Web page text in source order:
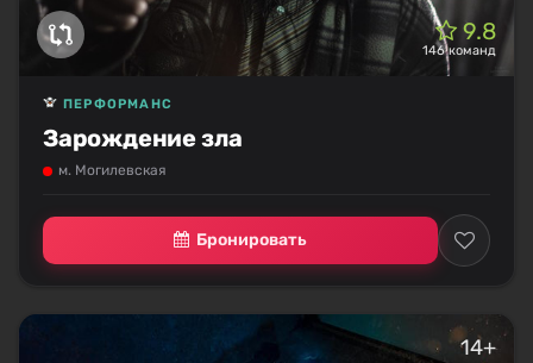
9.8
146 команд
Зарождение зла
ПЕРФОРМАНС
м. Могилевская
Бронировать
14+